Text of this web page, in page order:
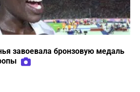
завоевала бронзовую медаль